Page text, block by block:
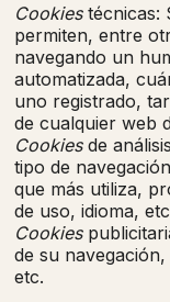
Cookiestécnicas:
permiten, entre
navegando un
automatizada,
uno registrado,
de cualquier web
Cookiesde
tipo de
que más utiliza,
de uso, idioma,
Cookies
de su
etc.